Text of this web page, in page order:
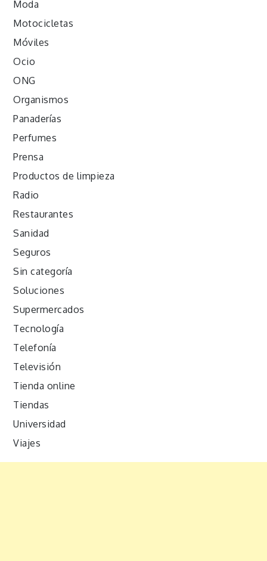
Moda
Motocicletas
Móviles
Ocio
ONG
Organismos
Panaderías
Perfumes
Prensa
Productos de limpieza
Radio
Restaurantes
Sanidad
Seguros
Sin categoría
Soluciones
Supermercados
Tecnología
Telefonía
Televisión
Tienda online
Tiendas
Universidad
Viajes